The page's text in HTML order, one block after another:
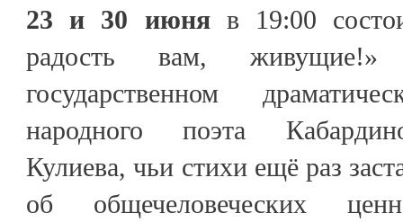
23 и 30 июняв 19:00
радость вам,
государственном
народного поэта
Кулиева, чьи стихи ещё раз
об общечеловеческих